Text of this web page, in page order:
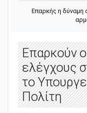
Επαρκής η δύναμη
Επαρκούν
ελέγχους
το
Πολίτη